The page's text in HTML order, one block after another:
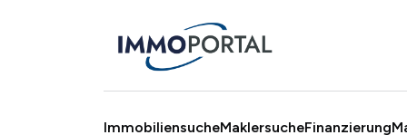
ImmobiliensucheMaklersucheFinanzierung